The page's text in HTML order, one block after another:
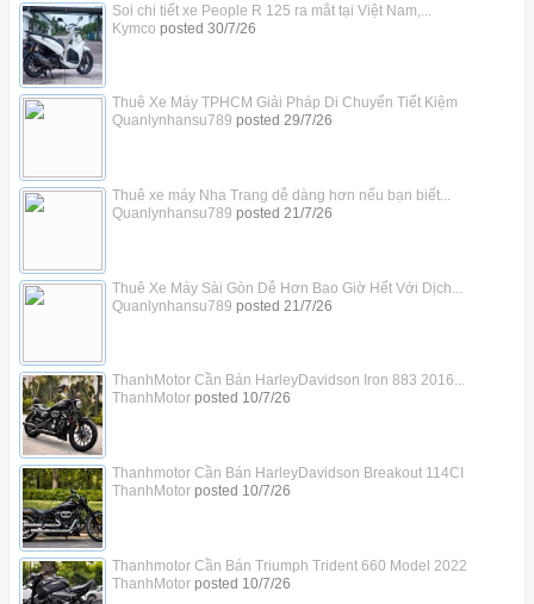
Soi chi tiết xe People R 125 ra mắt tại Việt Nam,...
Kymco posted 30/7/26
Thuê Xe Máy TPHCM Giải Pháp Di Chuyển Tiết Kiệm
Quanlynhansu789 posted 29/7/26
Thuê xe máy Nha Trang dễ dàng hơn nếu bạn biết...
Quanlynhansu789 posted 21/7/26
Thuê Xe Máy Sài Gòn Dễ Hơn Bao Giờ Hết Với Dịch...
Quanlynhansu789 posted 21/7/26
ThanhMotor Cần Bán HarleyDavidson Iron 883 2016...
ThanhMotorposted 10/7/26
Thanhmotor Cần Bán HarleyDavidson Breakout 114CI
ThanhMotorposted 10/7/26
Thanhmotor Cần Bán Triumph Trident 660 Model 2022
ThanhMotorposted 10/7/26